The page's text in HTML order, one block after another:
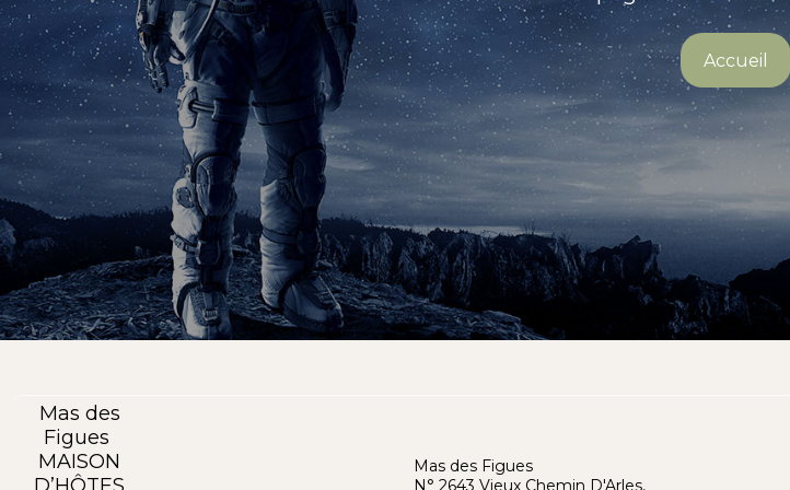
Accueil
Mas des
Figues
MAISON
Mas des Figues
N° 2643 Vieux Chemin D'Arles,